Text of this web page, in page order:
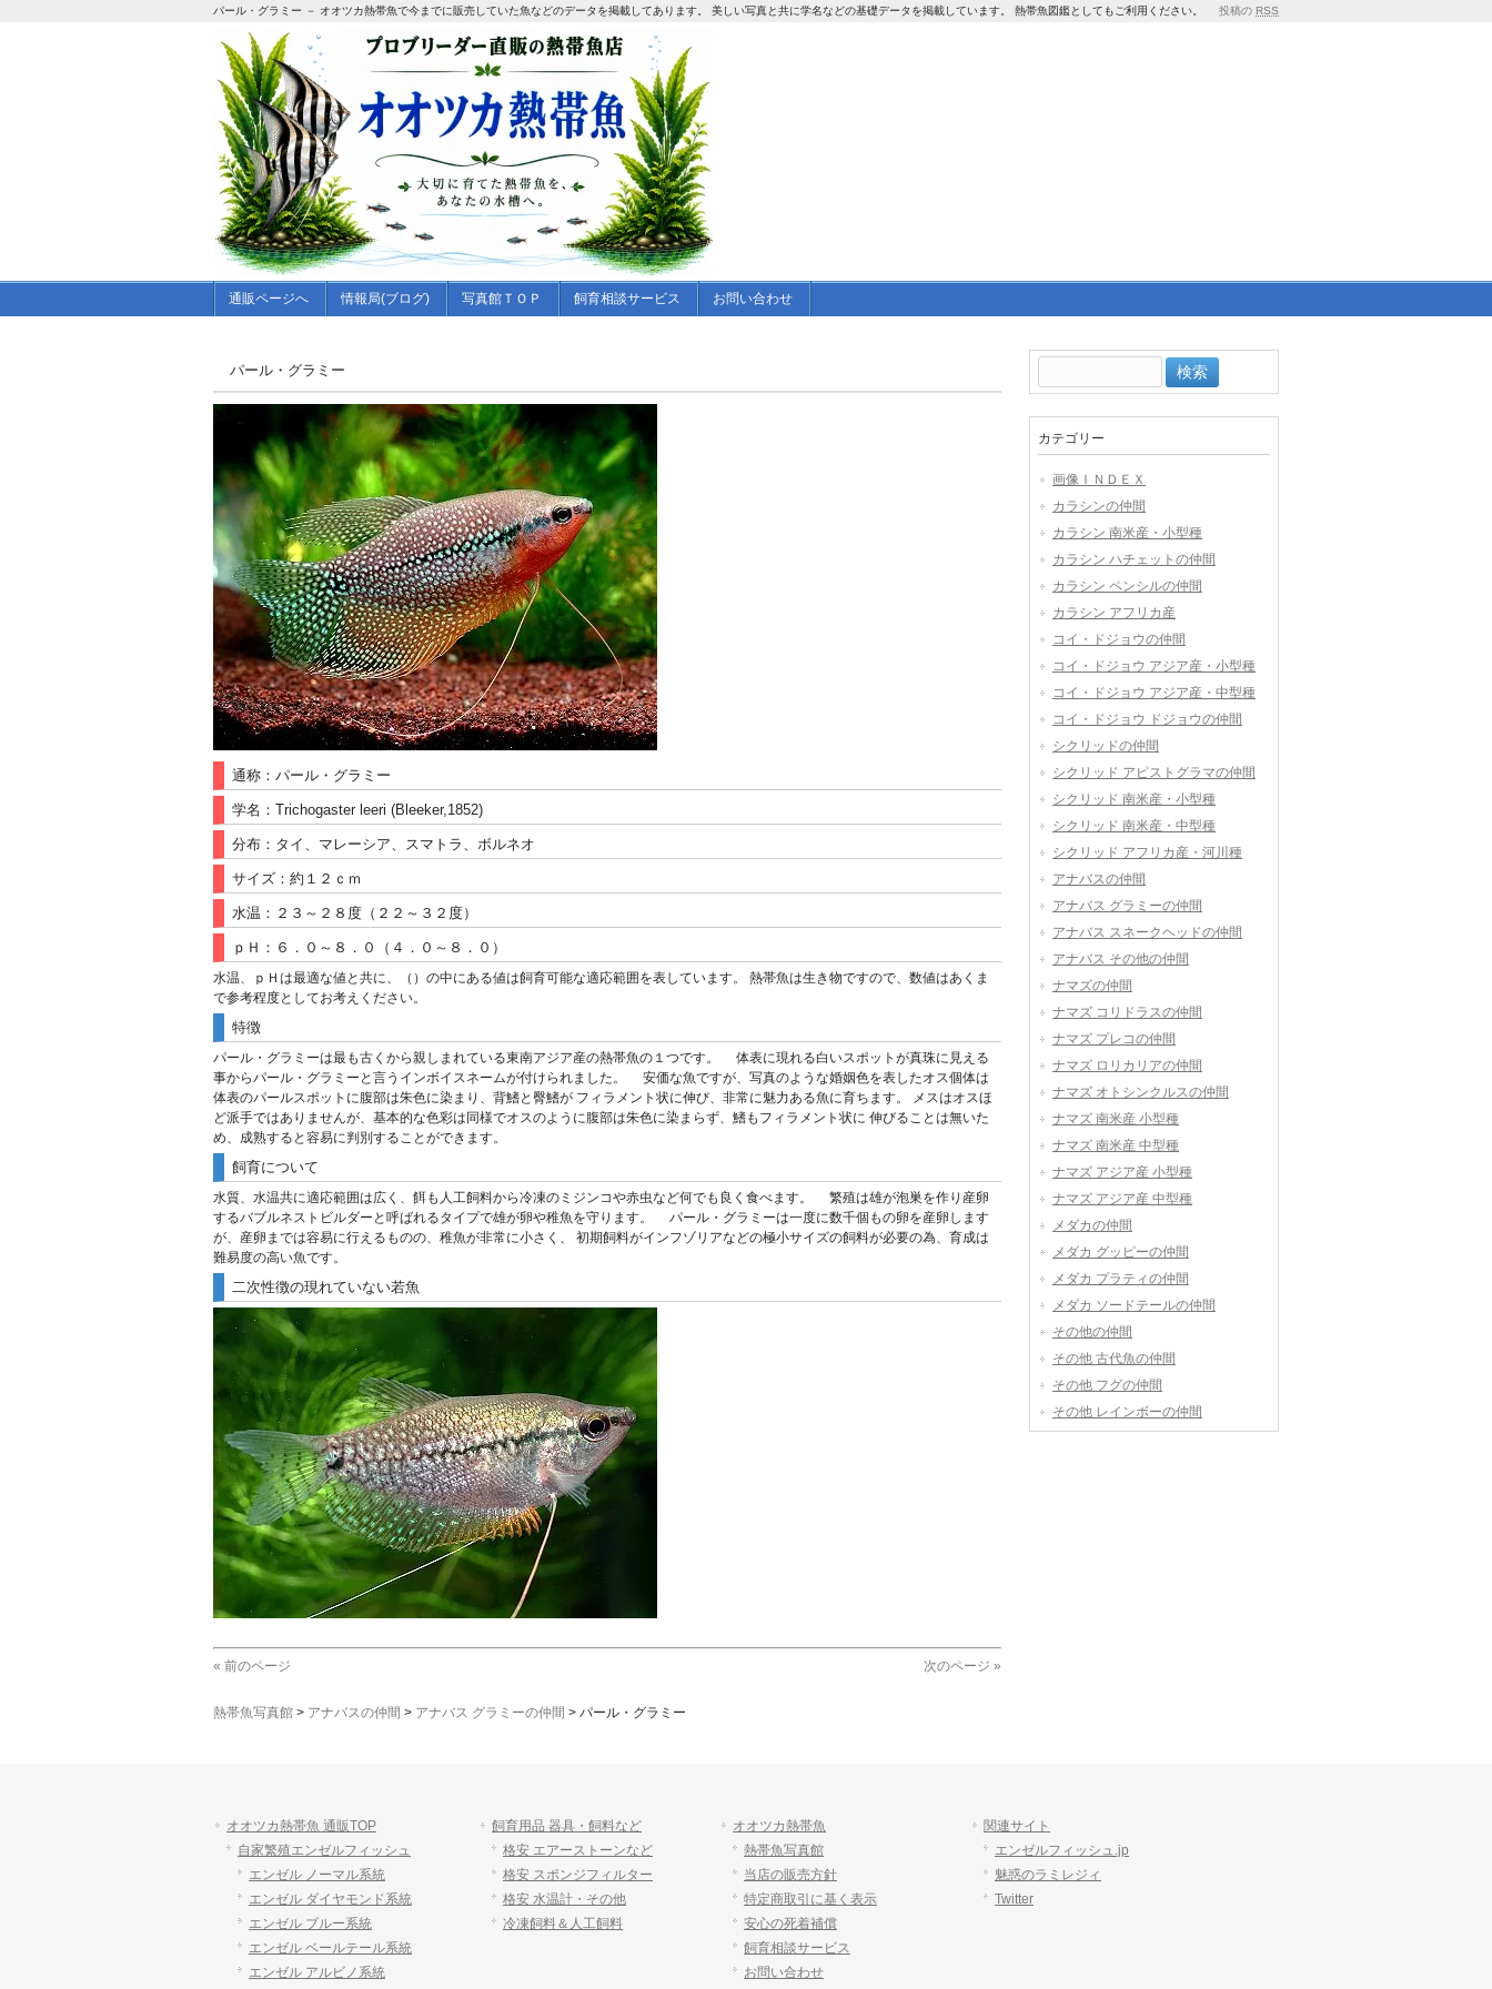
パール・グラミー － オオツカ熱帯魚で今までに販売していた魚などのデータを掲載してあります。 美しい写真と共に学名などの基礎データを掲載しています。 熱帯魚図鑑としてもご利用ください。 投稿の RSS
通販ページへ 情報局(ブログ) 写真館ＴＯＰ 飼育相談サービス お問い合わせ
パール・グラミー
通称：パール・グラミー
学名：Trichogaster leeri (Bleeker,1852)
分布：タイ、マレーシア、スマトラ、ボルネオ
サイズ：約１２ｃｍ
水温：２３～２８度（２２～３２度）
ｐＨ：６．０～８．０（４．０～８．０）
水温、ｐＨは最適な値と共に、（）の中にある値は飼育可能な適応範囲を表しています。 熱帯魚は生き物ですので、数値はあくま
で参考程度としてお考えください。
特徴
パール・グラミーは最も古くから親しまれている東南アジア産の熱帯魚の１つです。 体表に現れる白いスポットが真珠に見える
事からパール・グラミーと言うインボイスネームが付けられました。 安価な魚ですが、写真のような婚姻色を表したオス個体は
体表のパールスポットに腹部は朱色に染まり、背鰭と臀鰭が フィラメント状に伸び、非常に魅力ある魚に育ちます。 メスはオスほ
ど派手ではありませんが、基本的な色彩は同様でオスのように腹部は朱色に染まらず、鰭もフィラメント状に 伸びることは無いた
め、成熟すると容易に判別することができます。
飼育について
水質、水温共に適応範囲は広く、餌も人工飼料から冷凍のミジンコや赤虫など何でも良く食べます。 繁殖は雄が泡巣を作り産卵
するバブルネストビルダーと呼ばれるタイプで雄が卵や稚魚を守ります。 パール・グラミーは一度に数千個もの卵を産卵します
が、産卵までは容易に行えるものの、稚魚が非常に小さく、 初期飼料がインフゾリアなどの極小サイズの飼料が必要の為、育成は
難易度の高い魚です。
二次性徴の現れていない若魚
« 前のページ 次のページ »
熱帯魚写真館 > アナバスの仲間 > アナバス グラミーの仲間 > パール・グラミー
索:
カテゴリー
画像ＩＮＤＥＸ
カラシンの仲間
カラシン 南米産・小型種
カラシン ハチェットの仲間
カラシン ペンシルの仲間
カラシン アフリカ産
コイ・ドジョウの仲間
コイ・ドジョウ アジア産・小型種
コイ・ドジョウ アジア産・中型種
コイ・ドジョウ ドジョウの仲間
シクリッドの仲間
シクリッド アピストグラマの仲間
シクリッド 南米産・小型種
シクリッド 南米産・中型種
シクリッド アフリカ産・河川種
アナバスの仲間
アナバス グラミーの仲間
アナバス スネークヘッドの仲間
アナバス その他の仲間
ナマズの仲間
ナマズ コリドラスの仲間
ナマズ プレコの仲間
ナマズ ロリカリアの仲間
ナマズ オトシンクルスの仲間
ナマズ 南米産 小型種
ナマズ 南米産 中型種
ナマズ アジア産 小型種
ナマズ アジア産 中型種
メダカの仲間
メダカ グッピーの仲間
メダカ プラティの仲間
メダカ ソードテールの仲間
その他の仲間
その他 古代魚の仲間
その他 フグの仲間
その他 レインボーの仲間
オオツカ熱帯魚 通販TOP
自家繁殖エンゼルフィッシュ
エンゼル ノーマル系統
エンゼル ダイヤモンド系統
エンゼル ブルー系統
エンゼル ベールテール系統
エンゼル アルビノ系統
飼育用品 器具・飼料など
格安 エアーストーンなど
格安 スポンジフィルター
格安 水温計・その他
冷凍飼料＆人工飼料
オオツカ熱帯魚
熱帯魚写真館
当店の販売方針
特定商取引に基く表示
安心の死着補償
飼育相談サービス
お問い合わせ
関連サイト
エンゼルフィッシュ.jp
魅惑のラミレジィ
Twitter